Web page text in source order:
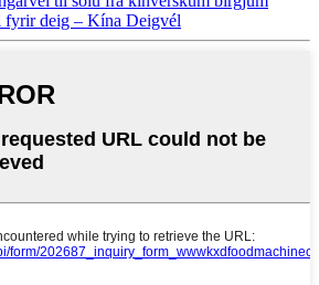
fyrir deig – Kína Deigvél